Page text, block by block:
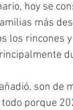
hoy se
más
los rincones
son de
porque